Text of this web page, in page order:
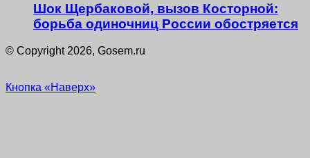
Шок Щербаковой, вызов Косторной:
борьба одиночниц России обостряется
© Copyright 2026, Gosem.ru
Кнопка «Наверх»